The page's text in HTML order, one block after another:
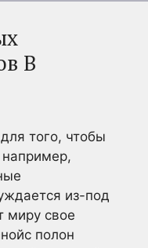
В
того, чтобы
например,
из-под
миру свое
полон